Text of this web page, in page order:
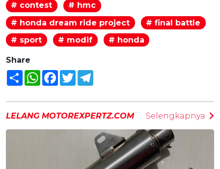
# contest
# hmc
# honda dream ride project
# final battle
# sport
# modif # honda
Share
Share WhatsAppFacebook
Twitter
LELANG MOTOREXPERTZ.COM Selengkapnya